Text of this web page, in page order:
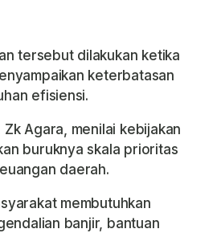
tersebut dilakukan ketika
keterbatasan
efisiensi.
Zk Agara, menilai kebijakan
buruknya skala prioritas
daerah.
membutuhkan
banjir, bantuan